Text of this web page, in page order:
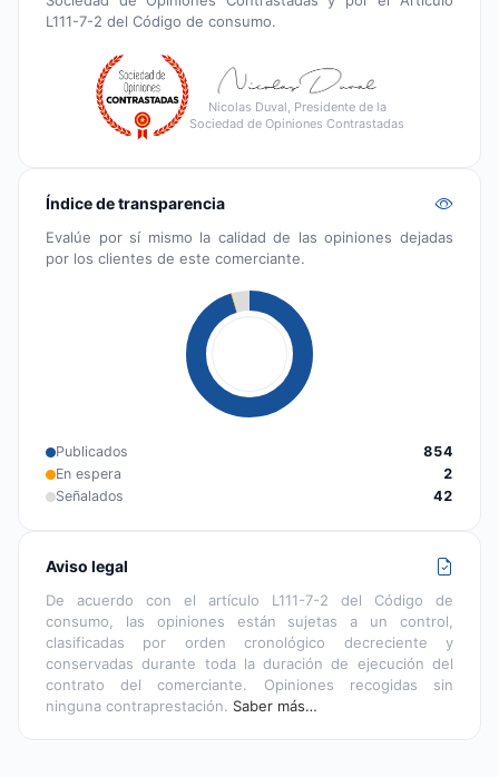
L111-7-2 del Código de consumo.
Nicolas Duval, Presidente de la
Sociedad de Opiniones Contrastadas
Índice de transparencia
Evalúe por sí mismo la calidad de las opiniones dejadas
por los clientes de este comerciante.
Publicados
854
En espera
2
Señalados
42
Aviso legal
De acuerdo con el artículo L111-7-2 del Código de
consumo, las opiniones están sujetas a un control,
clasificadas por orden cronológico decreciente y
conservadas durante toda la duración de ejecución del
contrato del comerciante. Opiniones recogidas sin
ninguna contraprestación. Saber más…